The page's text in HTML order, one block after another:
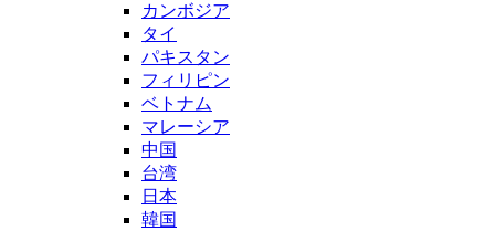
カンボジア
タイ
パキスタン
フィリピン
ベトナム
マレーシア
中国
台湾
日本
韓国